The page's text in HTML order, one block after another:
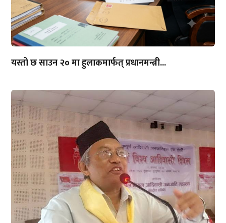
यस्तो छ साउन २० मा हुलाकमार्फत् प्रधानमन्त्री...